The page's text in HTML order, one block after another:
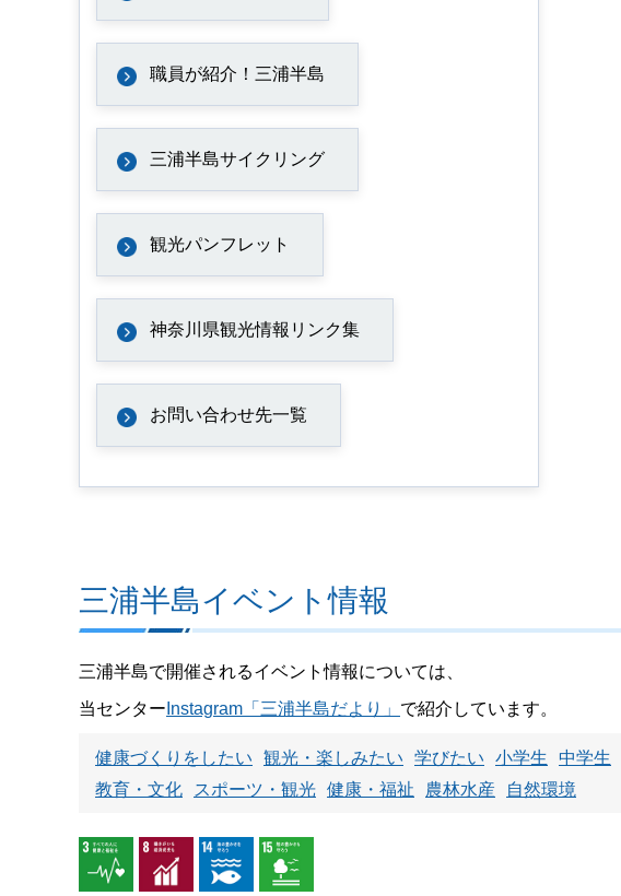
職員が紹介！三浦半島
三浦半島サイクリング
観光パンフレット
神奈川県観光情報リンク集
お問い合わせ先一覧
三浦半島イベント情報
三浦半島で開催されるイベント情報については、
当センター Instagram「三浦半島だより」 で紹介しています。
健康づくりをしたい 観光・楽しみたい 学びたい 小学生 中学生
教育・文化
スポーツ・観光 健康・福祉 農林水産 自然環境